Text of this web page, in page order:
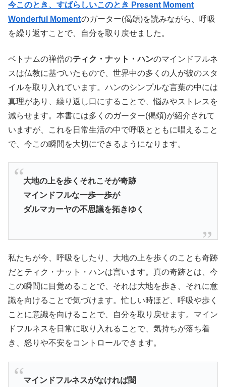
今このとき、すばらしいこのとき Present Moment
Wonderful Momentのガーター(偈頌)を読みながら、呼吸
を繰り返すことで、自分を取り戻せました。
ベトナムの禅僧のティク・ナット・ハンのマインドフルネ
スは仏教に基づいたもので、世界中の多くの人が彼のスタ
イルを取り入れています。ハンのシンプルな言葉の中には
真理があり、繰り返し口にすることで、悩みやストレスを
減らせます。本書には多くのガーター(偈頌)が紹介されて
いますが、これを日常生活の中で呼吸とともに唱えること
で、今この瞬間を大切にできるようになります。
大地の上を歩くそれこそが奇跡
マインドフルな一歩一歩が
ダルマカーヤの不思議を拓きゆく
私たちが今、呼吸をしたり、大地の上を歩くのことも奇跡
だとティク・ナット・ハンは言います。真の奇跡とは、今
この瞬間に目覚めることで、それは大地を歩き、それに意
識を向けることで気づけます。忙しい時ほど、呼吸や歩く
ことに意識を向けることで、自分を取り戻せます。マイン
ドフルネスを日常に取り入れることで、気持ちが落ち着
き、怒りや不安をコントロールできます。
マインドフルネスがなければ闇